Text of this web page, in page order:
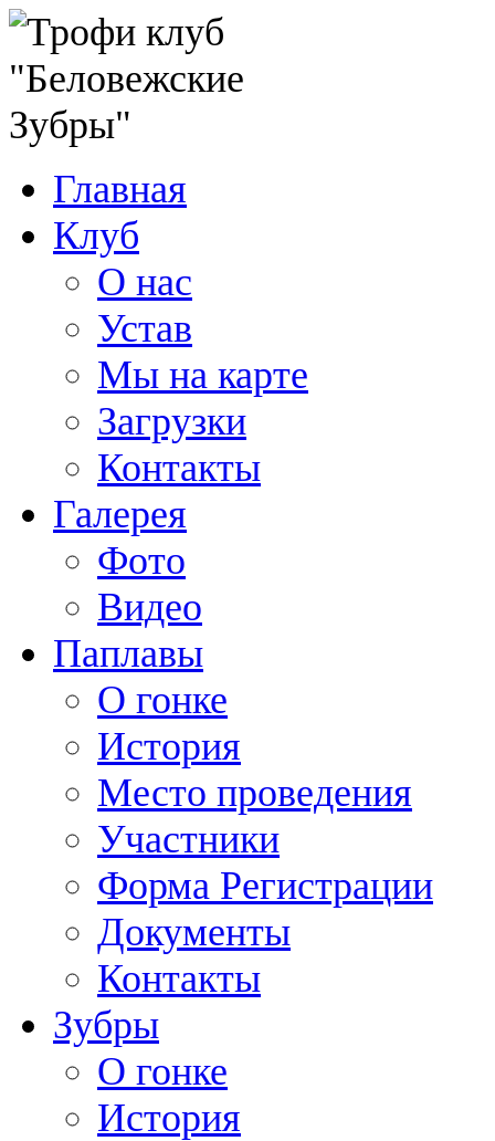
Главная
Клуб
О нас
Устав
Мы на карте
Загрузки
Контакты
Галерея
Фото
Видео
Паплавы
О гонке
История
Место проведения
Участники
Форма Регистрации
Документы
Контакты
Зубры
О гонке
История